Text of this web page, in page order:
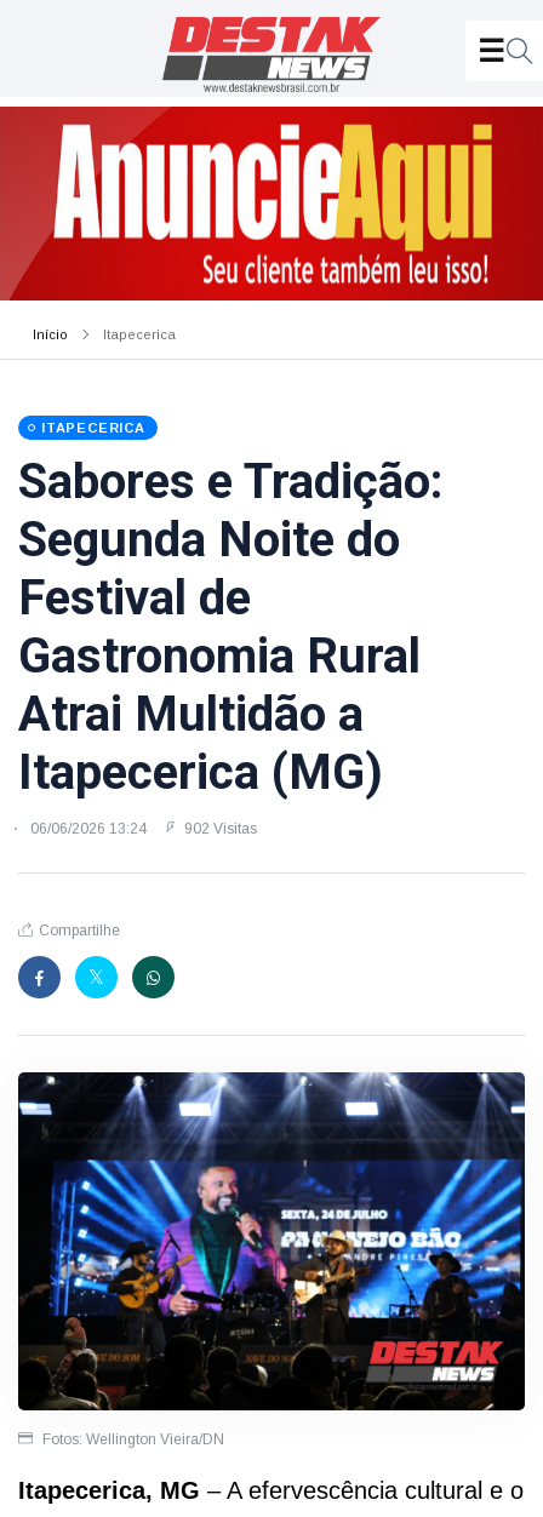
Início Itapecerica
ITAPECERICA
Sabores e Tradição:
Segunda Noite do
Festival de
Gastronomia Rural
Atrai Multidão a
Itapecerica (MG)
06/06/2026 13:24 902 Visitas
Compartilhe
Fotos: Wellington Vieira/DN
Itapecerica, MG – A efervescência cultural e o